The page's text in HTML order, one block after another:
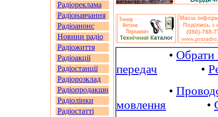
Радіореклама
Радіонавчання
Радіоанонс
Новини радіо
Радіожиття
Радіоакції
Радіостанції
Радіорозклад
Радіопродакшн
Радіолінки
Радіостатті
• Обрати
передач •
•
мовлення •